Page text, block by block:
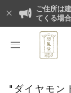
ご住所は
てくる場
"ダイヤモン